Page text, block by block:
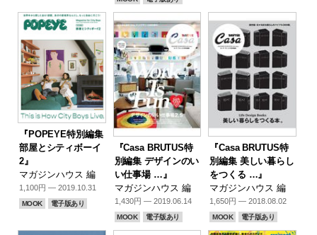
『POPEYE特別編集
部屋とシティボーイ
2』
マガジンハウス 編
1,100円 — 2019.10.31
MOOK 電子版あり
『Casa BRUTUS特
別編集 デザインのい
い仕事場 …』
マガジンハウス 編
1,430円 — 2019.06.14
MOOK 電子版あり
『Casa BRUTUS特
別編集 美しい暮らし
をつくる …』
マガジンハウス 編
1,650円 — 2018.08.02
MOOK 電子版あり